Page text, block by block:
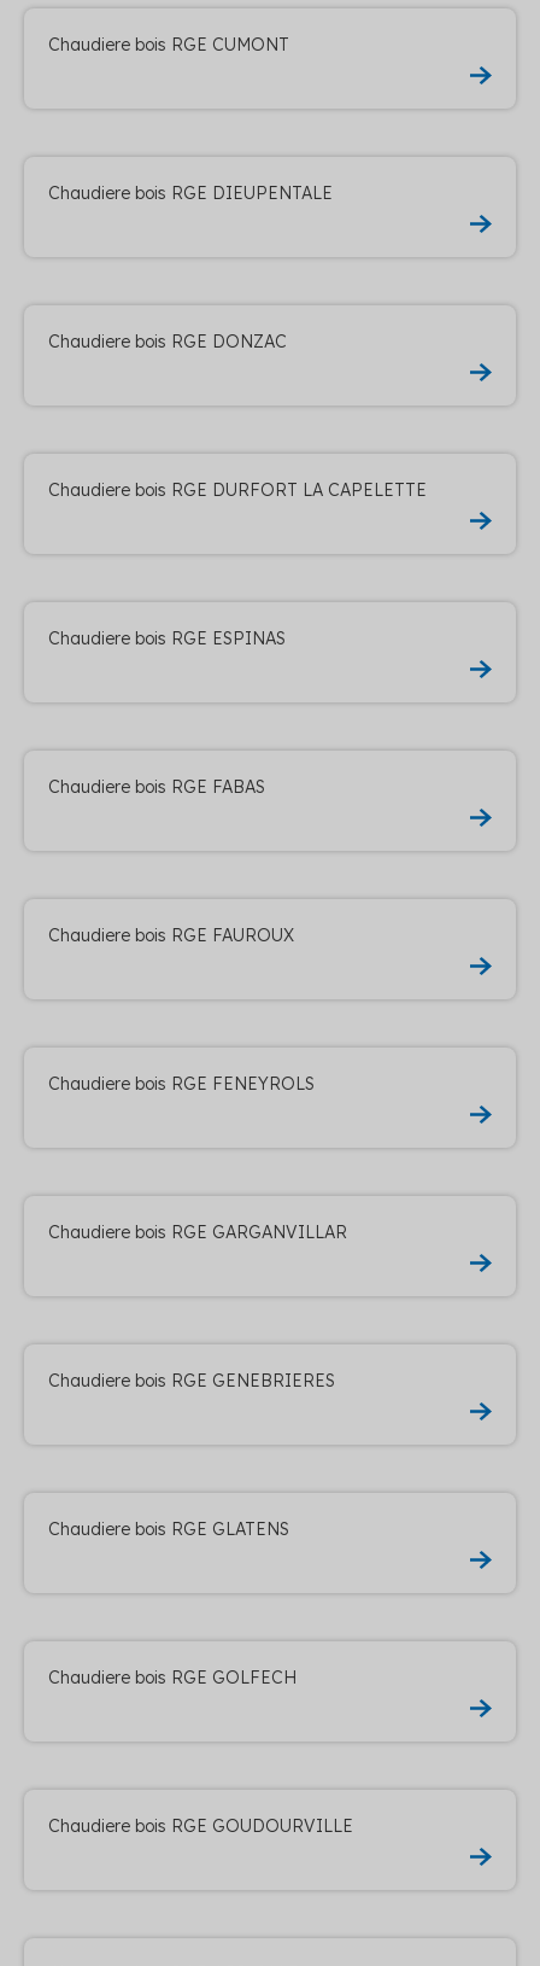
Chaudiere bois RGE CUMONT
Chaudiere bois RGE DIEUPENTALE
Chaudiere bois RGE DONZAC
Chaudiere bois RGE DURFORT LA CAPELETTE
Chaudiere bois RGE ESPINAS
Chaudiere bois RGE FABAS
Chaudiere bois RGE FAUROUX
Chaudiere bois RGE FENEYROLS
Chaudiere bois RGE GARGANVILLAR
Chaudiere bois RGE GENEBRIERES
Chaudiere bois RGE GLATENS
Chaudiere bois RGE GOLFECH
Chaudiere bois RGE GOUDOURVILLE